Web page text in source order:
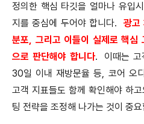
정의한 핵심 타깃을 얼마나 유입
지를 중심에 두어야 합니다.광고
분포, 그리고 이들이 실제로 핵심
으로 판단해야 합니다. 이때는 고
30일 이내 재방문율 등, 코어 오
고객 지표들도 함께 확인해야 하
팅 전략을 조정해 나가는 것이 중